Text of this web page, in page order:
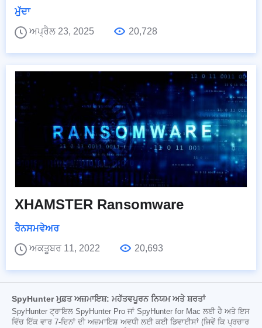
ਮੁੱਦਾ
ਅਪ੍ਰੈਲ 23, 2025
20,728
XHAMSTER Ransomware
ਰੈਨਸਮਵੇਅਰ
ਅਕਤੂਬਰ 11, 2022
20,693
SpyHunter ਮੁਫ਼ਤ ਅਜ਼ਮਾਇਸ਼: ਮਹੱਤਵਪੂਰਨ ਨਿਯਮ ਅਤੇ ਸ਼ਰਤਾਂ
SpyHunter ਟ੍ਰਾਇਲ SpyHunter Pro ਜਾਂ SpyHunter for Mac ਲਈ ਹੈ ਅਤੇ ਇਸ
ਵਿੱਚ ਇੱਕ ਵਾਰ 7-ਦਿਨਾਂ ਦੀ ਅਜ਼ਮਾਇਸ਼ ਅਵਧੀ ਲਈ ਕਈ ਡਿਵਾਈਸਾਂ (ਜਿਵੇਂ ਕਿ ਪ੍ਰਚਾਰ